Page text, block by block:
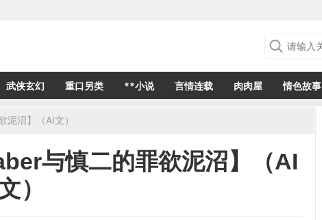
武侠玄幻 重口另类 **小说 言情连载 肉肉屋 情色故事
泥沼】（AI文）
与慎二的罪欲泥沼】（AI
）